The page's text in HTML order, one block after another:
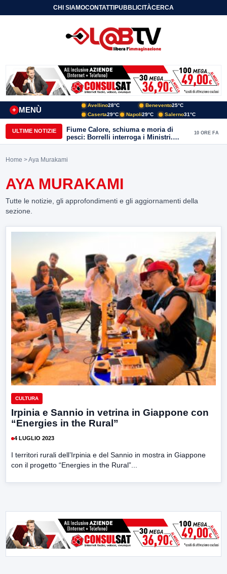
CHI SIAMOCONTATTIPUBBLICITÀCERCA
MENÙ
+
Avellino28°C Benevento25°C
Caserta29°C Napoli29°C Salerno31°C
ULTIME NOTIZIE
Fiume Calore, schiuma e moria di
pesci: Borrelli interroga i Ministri.
“Benevento paga l’assenza del
10 ORE FA
Home > Aya Murakami
AYA MURAKAMI
Tutte le notizie, gli approfondimenti e gli aggiornamenti della
sezione.
CULTURA
Irpinia e Sannio in vetrina in Giappone con
“Energies in the Rural”
4 LUGLIO 2023
I territori rurali dell’Irpinia e del Sannio in mostra in Giappone
con il progetto “Energies in the Rural”...